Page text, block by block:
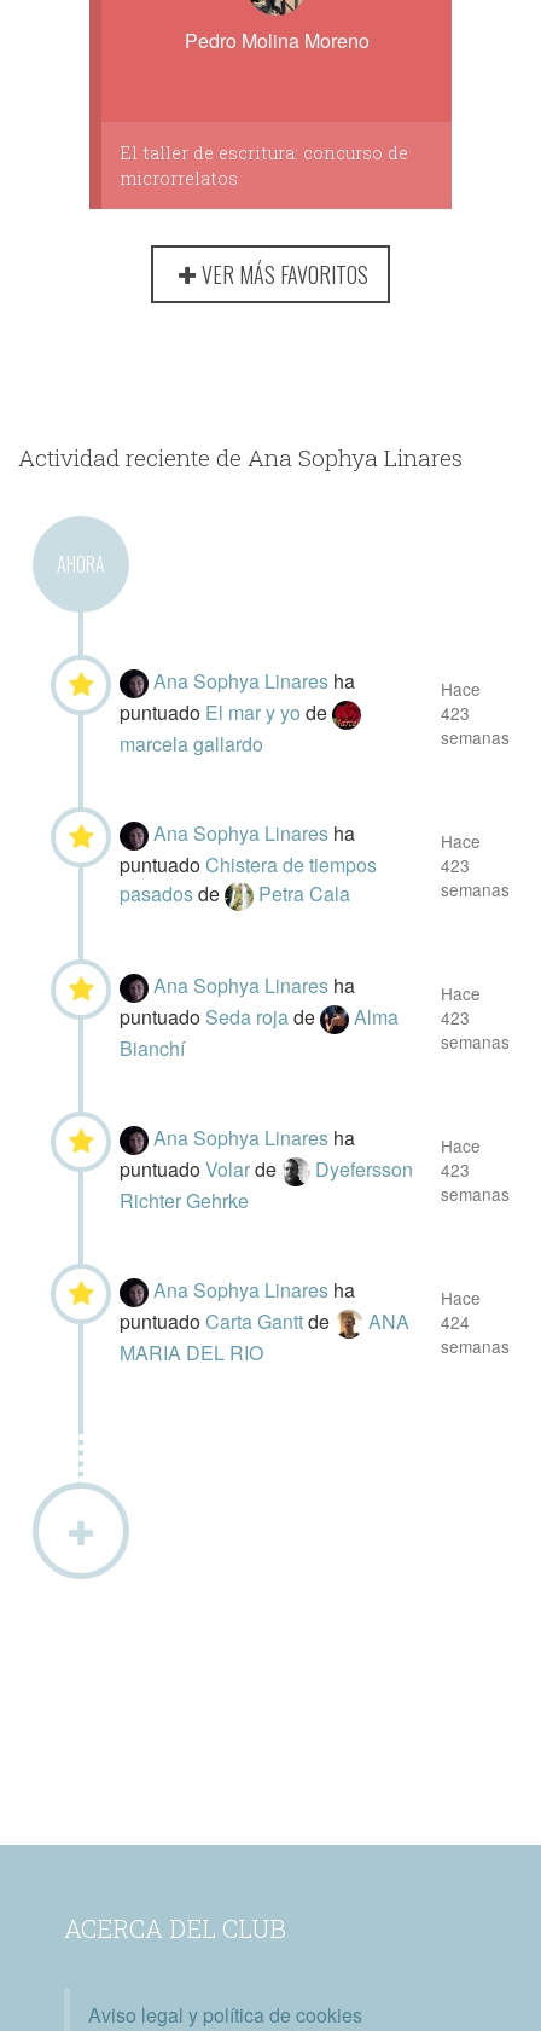
Pedro Molina Moreno
El taller de escritura: concurso de
microrrelatos
VER MÁS FAVORITOS
Actividad reciente de Ana Sophya Linares
AHORA
Ana Sophya Linares ha
puntuado El mar y yode
marcela gallardo
Hace
423
semanas
Ana Sophya Linares ha
puntuadoChistera de tiempos
pasadosde Petra Cala
Hace
423
semanas
Ana Sophya Linares ha
puntuado Seda rojade
Alma
Bianchí
Hace
423
semanas
Ana Sophya Linares ha
puntuadoVolarde
Dyefersson
Richter Gehrke
Hace
423
semanas
Ana Sophya Linares ha
puntuadoCarta Ganttde
ANA
MARIA DEL RIO
Hace
424
semanas
ACERCA DEL CLUB
Aviso legal y política de cookies